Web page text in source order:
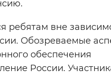
ребятам вне
Обозреваемые
обеспечения
России.